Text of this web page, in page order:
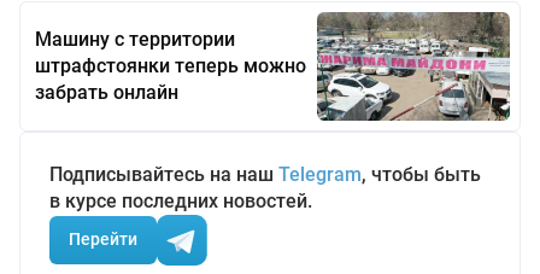
Машину с территории
штрафстоянки теперь можно
забрать онлайн
Подписывайтесь на наш Telegram, чтобы быть
в курсе последних новостей.
Перейти